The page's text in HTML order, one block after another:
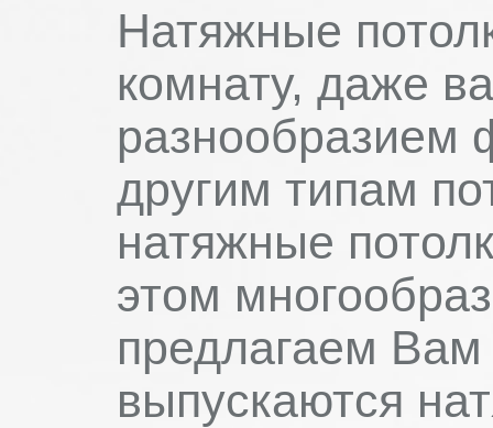
Натяжные
комнату, даже
разнообразием
другим типам
натяжные
этом
предлагаем Вам
выпускаются